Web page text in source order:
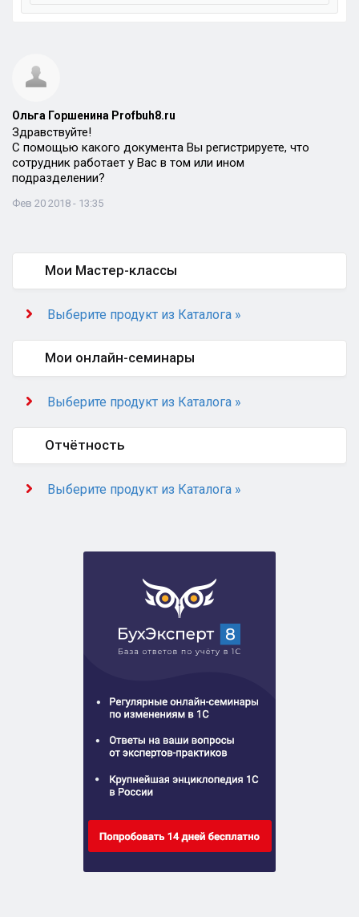
Ольга Горшенина Profbuh8.ru
Здравствуйте!
С помощью какого документа Вы регистрируете, что
сотрудник работает у Вас в том или ином
подразделении?
Фев 20 2018 - 13:35
Мои Мастер-классы
Выберите продукт из Каталога »
Мои онлайн-семинары
Выберите продукт из Каталога »
Отчётность
Выберите продукт из Каталога »